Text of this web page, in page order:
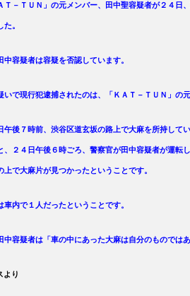
Ｔ－ＴＵＮ」の元メンバー、田中聖容疑者が２４日
。
中容疑者は容疑を否認しています。
いで現行犯逮捕されたのは、「ＫＡＴ－ＴＵＮ」の
午後７時前、渋谷区道玄坂の路上で大麻を所持して
、２４日午後６時ごろ、警察官が田中容疑者が運転
上で大麻片が見つかったということです。
車内で１人だったということです。
中容疑者は「車の中にあった大麻は自分のものでは
より